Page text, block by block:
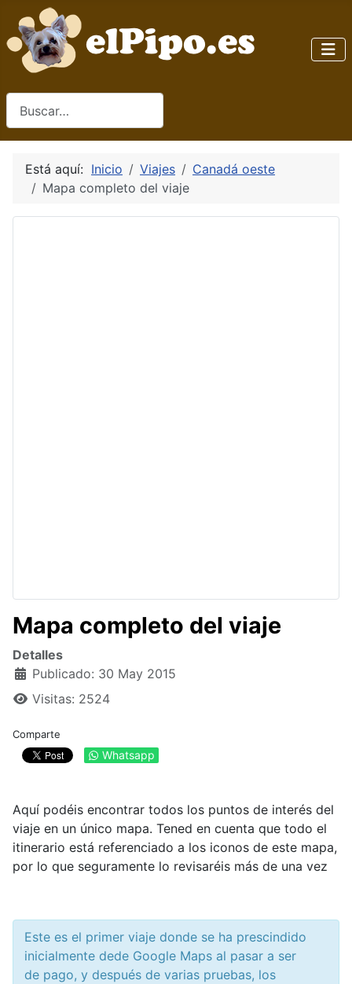
Está aquí: Inicio Viajes
Canadá oeste
Mapa completo del viaje
Mapa completo del viaje
Detalles
Publicado: 30 May 2015
Visitas: 2524
Comparte
Whatsapp
Aquí podéis encontrar todos los puntos de interés del
viaje en un único mapa. Tened en cuenta que todo el
itinerario está referenciado a los iconos de este mapa,
por lo que seguramente lo revisaréis más de una vez
Este es el primer viaje donde se ha prescindido
inicialmente dede Google Maps al pasar a ser
de pago, y después de varias pruebas, los